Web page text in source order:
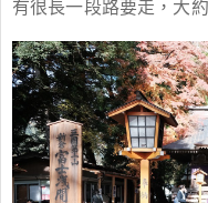
有很長一段路要走，大